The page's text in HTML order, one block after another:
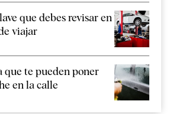
que debes revisar en
viajar
que te pueden poner
en la calle